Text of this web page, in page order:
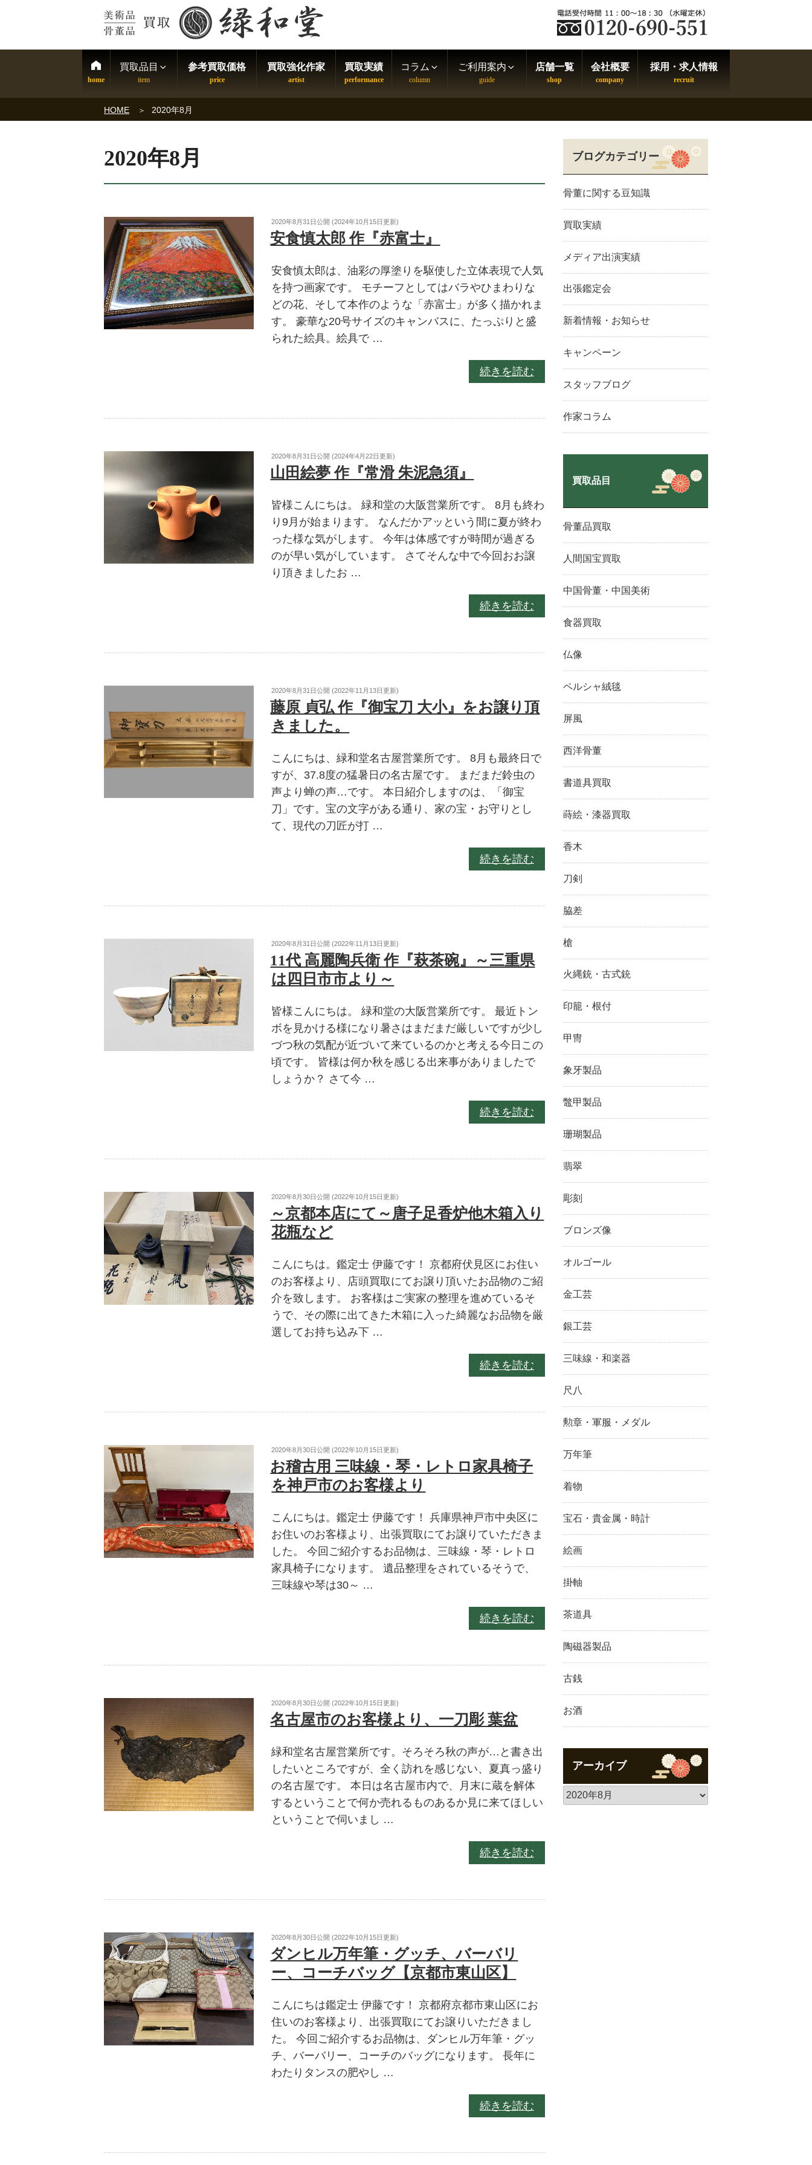
買取品目 参考買取価格 買取強化作家 買取実績 コラム ご利用案内 店舗一覧 会社概要 採用・求人情報
HOME 2020年8月
2020年8月
2020年8月31日公開 (2024年10月15日更新)
安食慎太郎 作『赤富士』
安食慎太郎は、油彩の厚塗りを駆使した立体表現で人気
を持つ画家です。 モチーフとしてはバラやひまわりな
どの花、そして本作のような「赤富士」が多く描かれま
す。 豪華な20号サイズのキャンバスに、たっぷりと盛
られた絵具。絵具で …
続きを読む
2020年8月31日公開 (2024年4月22日更新)
山田絵夢 作『常滑 朱泥急須』
皆様こんにちは。 緑和堂の大阪営業所です。 8月も終わ
り9月が始まります。 なんだかアッという間に夏が終わ
った様な気がします。 今年は体感ですが時間が過ぎる
のが早い気がしています。 さてそんな中で今回おお譲
り頂きましたお …
続きを読む
2020年8月31日公開 (2022年11月13日更新)
藤原 貞弘 作『御宝刀 大小』をお譲り頂
きました。
こんにちは、緑和堂名古屋営業所です。 8月も最終日で
すが、37.8度の猛暑日の名古屋です。 まだまだ鈴虫の
声より蝉の声…です。 本日紹介しますのは、「御宝
刀」です。宝の文字がある通り、家の宝・お守りとし
て、現代の刀匠が打 …
続きを読む
2020年8月31日公開 (2022年11月13日更新)
11代 高麗陶兵衛 作『萩茶碗』～三重県
は四日市市より～
皆様こんにちは。 緑和堂の大阪営業所です。 最近トン
ボを見かける様になり暑さはまだまだ厳しいですが少し
づつ秋の気配が近づいて来ているのかと考える今日この
頃です。 皆様は何か秋を感じる出来事がありましたで
しょうか？ さて今 …
続きを読む
2020年8月30日公開 (2022年10月15日更新)
～京都本店にて～唐子足香炉他木箱入り
花瓶など
こんにちは。鑑定士 伊藤です！ 京都府伏見区にお住い
のお客様より、店頭買取にてお譲り頂いたお品物のご紹
介を致します。 お客様はご実家の整理を進めているそ
うで、その際に出てきた木箱に入った綺麗なお品物を厳
選してお持ち込み下 …
続きを読む
2020年8月30日公開 (2022年10月15日 更新)
お稽古用 三味線・琴・レトロ家具椅子
を神戸市のお客様より
こんにちは。鑑定士 伊藤です！ 兵庫県神戸市中央区に
お住いのお客様より、出張買取にてお譲りていただきま
した。 今回ご紹介するお品物は、三味線・琴・レトロ
家具椅子になります。 遺品整理をされているそうで、
三味線や琴は30～ …
続きを読む
2020年8月30日公開 (2022年10月15日 更新)
名古屋市のお客様より、一刀彫 葉盆
緑和堂名古屋営業所です。そろそろ秋の声が…と書き出
したいところですが、全く訪れを感じない、夏真っ盛り
の名古屋です。 本日は名古屋市内で、月末に蔵を解体
するということで何か売れるものあるか見に来てほしい
ということで伺いまし …
続きを読む
2020年8月30日公開 (2022年10月15日 更新)
ダンヒル万年筆・グッチ、バーバリ
ー、コーチバッグ【京都市東山区】
こんにちは鑑定士 伊藤です！ 京都府京都市東山区にお
住いのお客様より、出張買取にてお譲りいただきまし
た。 今回ご紹介するお品物は、ダンヒル万年筆・グッ
チ、バーバリー、コーチのバッグになります。 長年に
わたりタンスの肥やし …
続きを読む
ブログカテゴリー
骨董に関する豆知識
買取実績
メディア出演実績
出張鑑定会
新着情報・お知らせ
キャンペーン
スタッフブログ
作家コラム
買取品目
骨董品買取
人間国宝買取
中国骨董・中国美術
食器買取
仏像
ペルシャ絨毯
屏風
西洋骨董
書道具買取
蒔絵・漆器買取
香木
刀剣
脇差
槍
火縄銃・古式銃
印籠・根付
甲冑
象牙製品
鼈甲製品
珊瑚製品
翡翠
彫刻
ブロンズ像
オルゴール
金工芸
銀工芸
三味線・和楽器
尺八
勲章・軍服・メダル
万年筆
着物
宝石・貴金属・時計
絵画
掛軸
茶道具
陶磁器製品
古銭
お酒
アーカイブ